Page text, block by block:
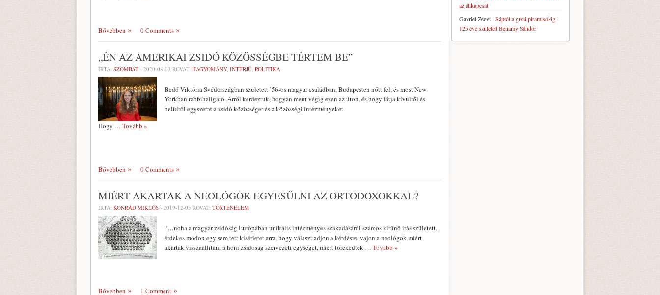
Bővebben 0 Comments
„ÉN AZ AMERIKAI ZSIDÓ KÖZÖSSÉGBE TÉRTEM BE”
ÍRTA: SZOMBAT - 2020-08-03 ROVAT: HAGYOMÁNY, INTERJÚ, POLITIKA
Bedő Viktória Svédországban született ’56-os magyar családban, Budapesten nőtt fel, és most New
Yorkban rabbihallgató. Arról kérdeztük, hogyan ment végig ezen az úton, és hogy látja kívülről és
belülről egyszerre a zsidó közösséget és a közösségi intézményeket.
Hogy … Tovább »
Bővebben 0 Comments
MIÉRT AKARTAK A NEOLÓGOK EGYESÜLNI AZ ORTODOXOKKAL?
ÍRTA: KONRÁD MIKLÓS - 2019-12-05 ROVAT: TÖRTÉNELEM
“…noha a magyar zsidóság Európában unikális intézményes szakadásáról számos kitűnő írás született,
érdekes módon egy sem tett kísérletet arra, hogy választ adjon a kérdésre, vajon a neológok miért
akarták visszaállítani a honi zsidóság szervezeti egységét, miért törekedtek … Tovább »
Bővebben 1 Comment
az állkapcsát
Gavriel Zeevi-Sáptól a gízai piramisokig –
125 éve született Benamy Sándor